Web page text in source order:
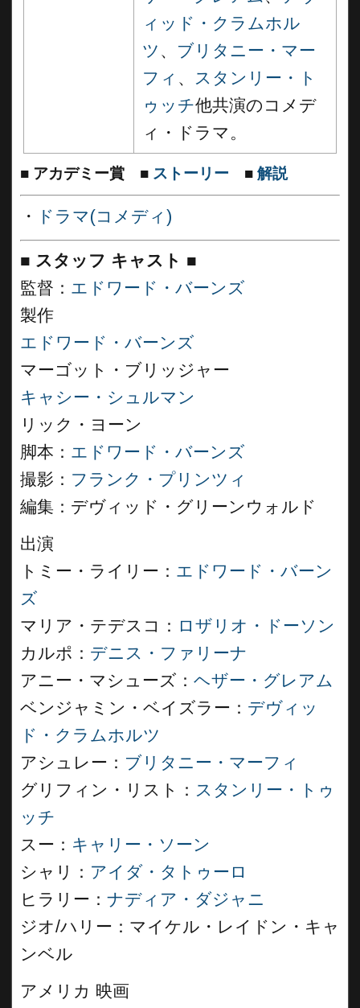
ィッド・クラムホル
ツ 、 ブリタニー・マー
フィ 、 スタンリー・ト
ゥッチ他共演のコメデ
ィ・ドラマ。
■ アカデミー賞 ■ ストーリー ■ 解説
・ ドラマ(コメディ)
■ スタッフ キャスト ■
監督： エドワード・バーンズ
製作
エドワード・バーンズ
マーゴット・ブリッジャー
キャシー・シュルマン
リック・ヨーン
脚本： エドワード・バーンズ
撮影： フランク・プリンツィ
編集：デヴィッド・グリーンウォルド
出演
トミー・ライリー： エドワード・バーン
ズ
マリア・テデスコ： ロザリオ・ドーソン
カルポ： デニス・ファリーナ
アニー・マシューズ： ヘザー・グレアム
ベンジャミン・ベイズラー： デヴィッ
ド・クラムホルツ
アシュレー： ブリタニー・マーフィ
グリフィン・リスト： スタンリー・トゥ
ッチ
スー： キャリー・ソーン
シャリ： アイダ・タトゥーロ
ヒラリー： ナディア・ダジャニ
ジオ/ハリー：マイケル・レイドン・キャ
ンベル
アメリカ 映画